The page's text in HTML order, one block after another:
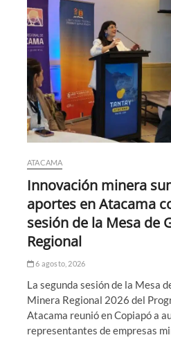
ATACAMA
Innovación minera
aportes en Atacama
sesión de la Mesa de
Regional
6 agosto, 2026
La segunda sesión de la Mesa
Minera Regional 2026 del
Atacama reunió en Copiapó a
representantes de empresas